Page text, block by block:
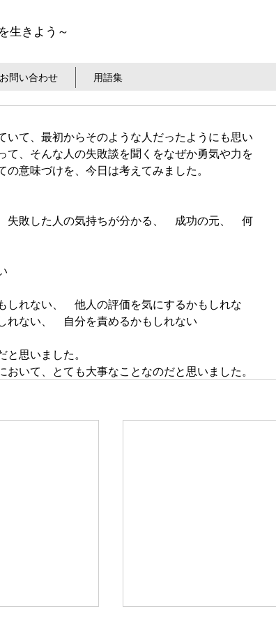
生きよう～
問い合わせ 用語集
て、最初からそのような人だったようにも思い
て、そんな人の失敗談を聞くをなぜか勇気や力を
意味づけを、今日は考えてみました。
失敗した人の気持ちが分かる、　成功の元、　何
しれない、　他人の評価を気にするかもしれな
れない、　自分を責めるかもしれない
思いました。
いて、とても大事なことなのだと思いました。